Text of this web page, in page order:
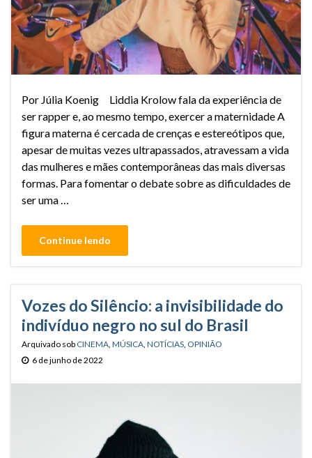
Por Júlia Koenig Liddia Krolow fala da experiência de
ser rapper e, ao mesmo tempo, exercer a maternidade A
figura materna é cercada de crenças e estereótipos que,
apesar de muitas vezes ultrapassados, atravessam a vida
das mulheres e mães contemporâneas das mais diversas
formas. Para fomentar o debate sobre as dificuldades de
ser uma …
Continue lendo
Vozes do Silêncio: a invisibilidade do
indivíduo negro no sul do Brasil
Arquivado sob CINEMA MÚSICA NOTÍCIAS OPINIÃO
6 de junho de 2022